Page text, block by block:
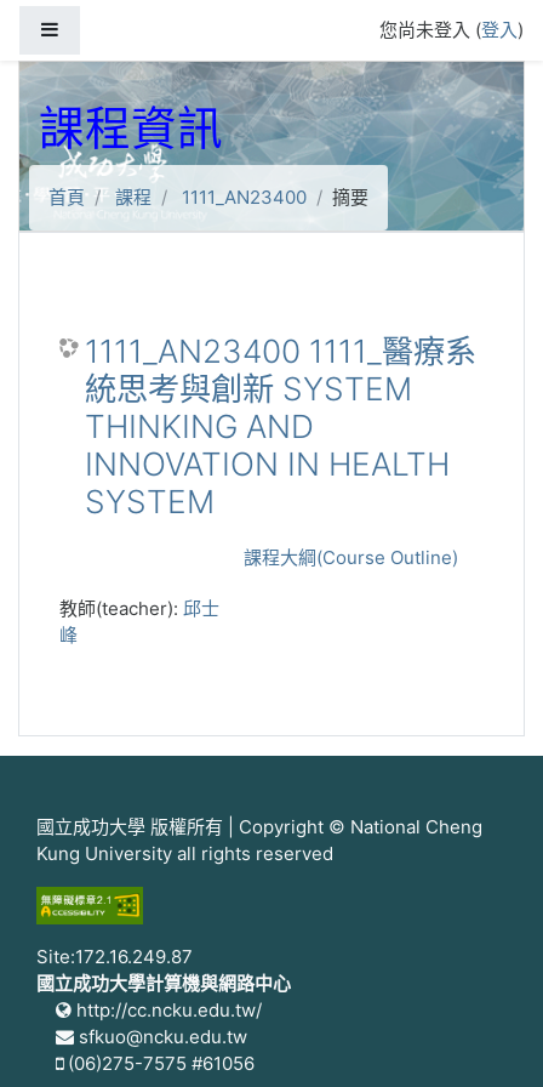
您尚未登入 (登入)
課程資訊
首頁 課程 1111_AN23400 摘要
1111_AN23400 1111_醫療系
統思考與創新 SYSTEM
THINKING AND
INNOVATION IN HEALTH
SYSTEM
課程大綱(Course Outline)
教師(teacher): 邱士
峰
國立成功大學 版權所有 | Copyright © National Cheng
Kung University all rights reserved
Site:172.16.249.87
國立成功大學計算機與網路中心
http://cc.ncku.edu.tw/
sfkuo@ncku.edu.tw
(06)275-7575 #61056